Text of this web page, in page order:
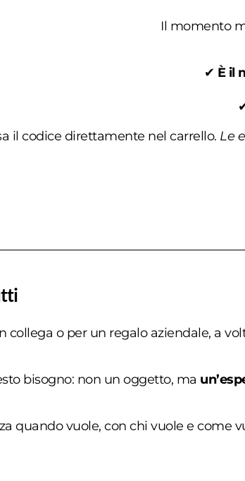
Il momento
✔ È il
il codice direttamente nel carrello. Le
collega o per un regalo aziendale, a
bisogno: non un oggetto, ma
quando vuole, con chi vuole e come